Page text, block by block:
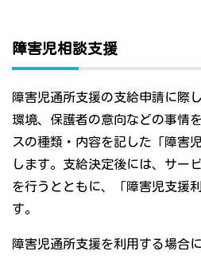
障害児相談支援
障害児通所支援の支給申請に際
環境、保護者の意向などの事情
スの種類・内容を記した「障害
します。支給決定後には、サー
を行うとともに、「障害児支援
す。
障害児通所支援を利用する場合